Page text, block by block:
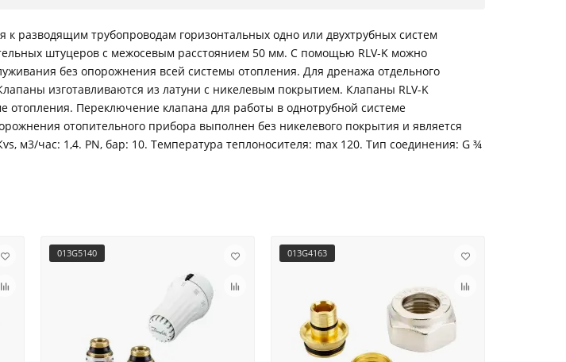
разводящим трубопроводам горизонтальных одно или двухтрубных систем
штуцеров с межосевым расстоянием 50 мм. С помощью RLV-K можно
без опорожнения всей системы отопления. Для дренажа отдельного
изготавливаются из латуни с никелевым покрытием. Клапаны RLV-K
отопления. Переключение клапана для работы в однотрубной системе
отопительного прибора выполнен без никелевого покрытия и является
м3/час: 1,4. PN, бар: 10. Температура теплоносителя: max 120. Тип соединения: G ¾
013G5140 013G4163